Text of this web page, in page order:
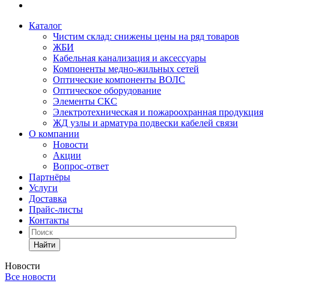
Каталог
Чистим склад: снижены цены на ряд товаров
ЖБИ
Кабельная канализация и аксессуары
Компоненты медно-жильных сетей
Оптические компоненты ВОЛС
Оптическое оборудование
Элементы СКС
Электротехническая и пожароохранная продукция
ЖД узлы и арматура подвески кабелей связи
О компании
Новости
Акции
Вопрос-ответ
Партнёры
Услуги
Доставка
Прайс-листы
Контакты
Найти
Новости
Все новости